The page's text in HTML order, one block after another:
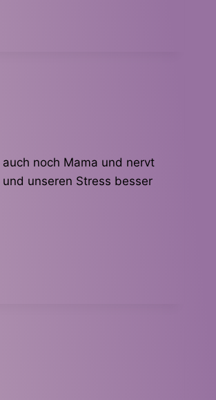
noch Mama und nervt
unseren Stress besser